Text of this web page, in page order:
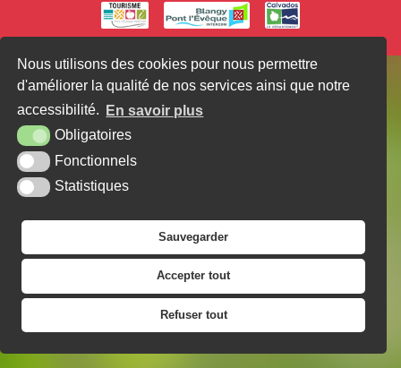
Nous utilisons des cookies pour nous permettre
d'améliorer la qualité de nos services ainsi que notre
accessibilité.
En savoir plus
Obligatoires
Fonctionnels
Statistiques
Sauvegarder
Accepter tout
Refuser tout